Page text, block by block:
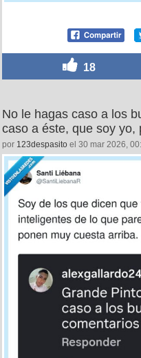
18
No le hagas caso a los
caso a éste, que soy yo,
por 123despasito el 30 mar 2026,